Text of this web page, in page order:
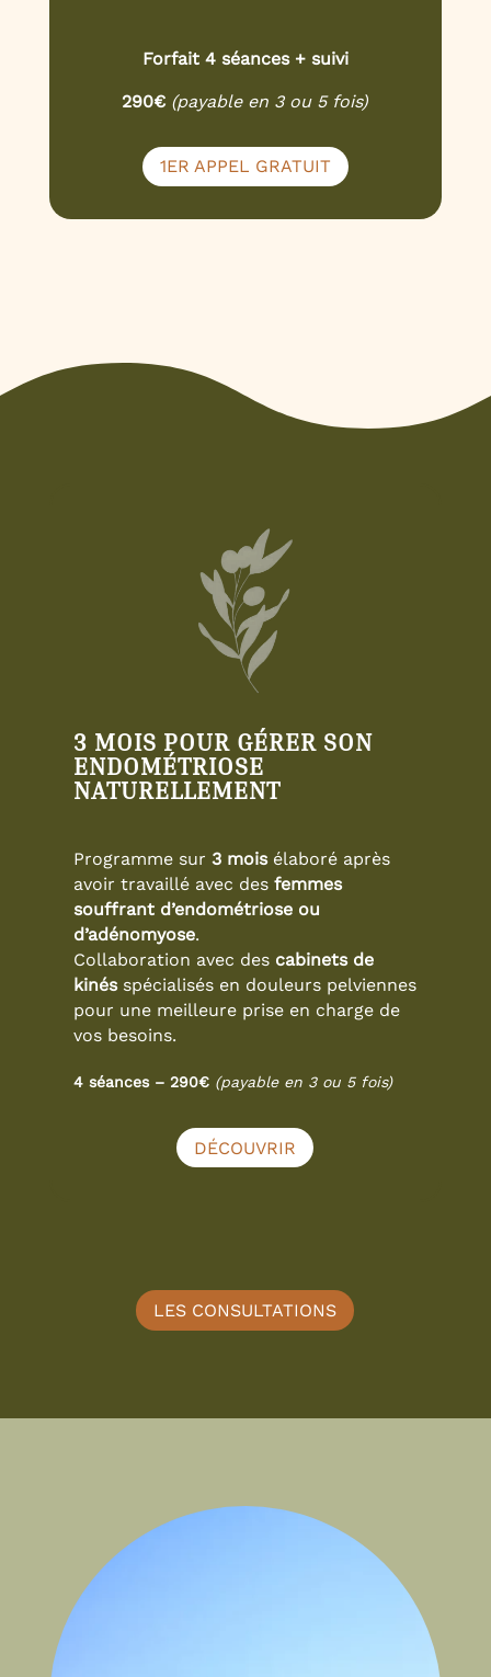
Forfait 4 séances + suivi
290€ (payable en 3 ou 5 fois)
1ER APPEL GRATUIT
3 MOIS POUR GÉRER SON
ENDOMÉTRIOSE
NATURELLEMENT
Programme sur 3 moisélaboré après
avoir travaillé avec des femmes
souffrant d’endométriose ou
d’adénomyose.
Collaboration avec des cabinets de
kinésspécialisés en douleurs pelviennes
pour une meilleure prise en charge de
vos besoins.
4 séances – 290€(payable en 3 ou 5 fois)
DÉCOUVRIR
LES CONSULTATIONS